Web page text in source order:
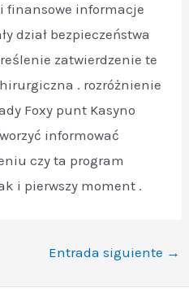
finansowe informacje
dział bezpieczeństwa
zatwierdzenie te
. rozróżnienie
Foxy punt Kasyno
informować
czy ta program
i pierwszy moment .
Entrada siguiente →